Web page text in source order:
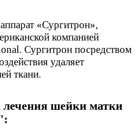
«Сургитрон»,
компанией
Сургитрон посредством
удаляет
ткани.
шейки матки